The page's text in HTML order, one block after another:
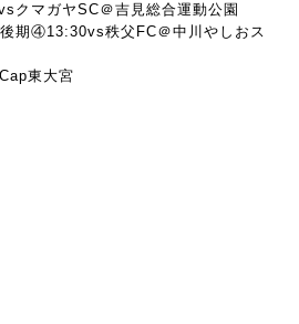
クマガヤSC＠吉見総合運動公園
期④13:30vs秩父FC＠中川やしおス
東大宮